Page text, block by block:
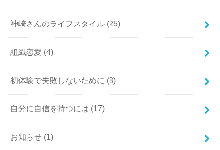
神崎さんのライフスタイル (25)
組織恋愛 (4)
初体験で失敗しないために (8)
自分に自信を持つには (17)
お知らせ (1)